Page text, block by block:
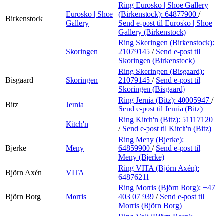
Birkenstock
Eurosko | Shoe
Gallery
Ring Eurosko | Shoe Gallery
(Birkenstock): 64877900 /
Send e-post til Eurosko | Shoe
Gallery (Birkenstock)
Skoringen
Ring Skoringen (Birkenstock):
21079145 / Send e-post til
Skoringen (Birkenstock)
Bisgaard Skoringen
Ring Skoringen (Bisgaard):
21079145 / Send e-post til
Skoringen (Bisgaard)
Bitz
Jernia
Ring Jernia (Bitz): 40005947 /
Send e-post til Jernia (Bitz)
Kitch'n
Ring Kitch'n (Bitz): 51117120
/ Send e-post til Kitch'n (Bitz)
Bjerke Meny
Ring Meny (Bjerke):
64859900 / Send e-post til
Meny (Bjerke)
Björn Axén
VITA
Ring VITA (Björn Axén):
64876211
Björn Borg Morris
Ring Morris (Björn Borg): +47
403 07 939 / Send e-post til
Morris (Björn Borg)